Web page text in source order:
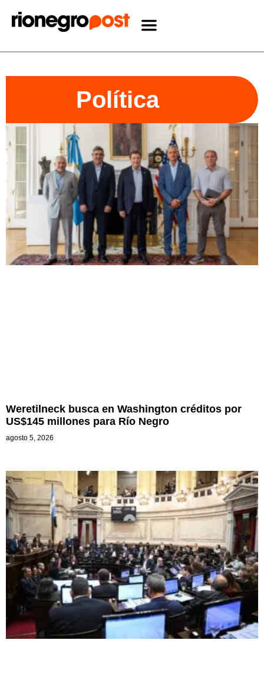
Política
Weretilneck busca en Washington créditos por
US$145 millones para Río Negro
agosto 5, 2026